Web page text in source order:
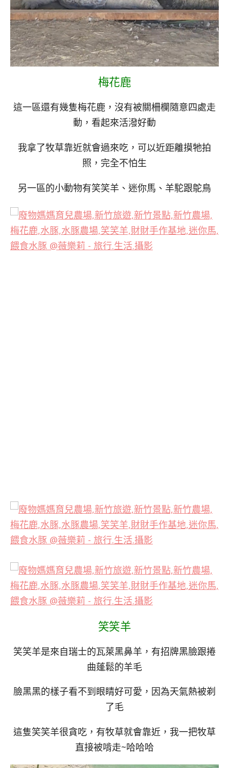
梅花鹿
這一區還有幾隻梅花鹿，沒有被關柵欄隨意四處走
動，看起來活潑好動
我拿了牧草靠近就會過來吃，可以近距離摸牠拍
照，完全不怕生
另一區的小動物有笑笑羊、迷你馬、羊駝跟鴕鳥
笑笑羊
笑笑羊是來自瑞士的瓦萊黑鼻羊，有招牌黑臉跟捲
曲蓬鬆的羊毛
臉黑黑的樣子看不到眼睛好可愛，因為天氣熱被剃
了毛
這隻笑笑羊很貪吃，有牧草就會靠近，我一把牧草
直接被啃走~哈哈哈